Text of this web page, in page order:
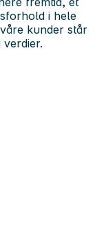
i hele
kunder står